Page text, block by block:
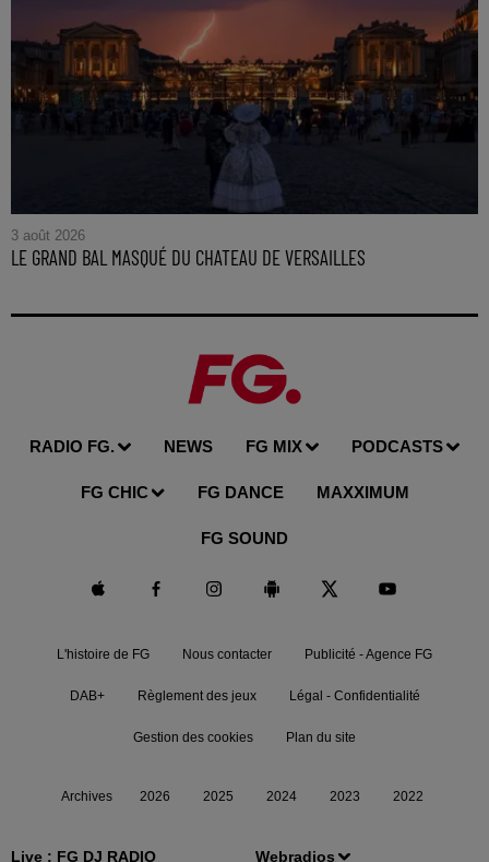
Live : FG DJ RADIO Webradios
3 août 2026
LE GRAND BAL MASQUÉ DU CHATEAU DE VERSAILLES
RADIO FG. NEWS FG MIX PODCASTS
FG CHIC FG DANCE MAXXIMUM
FG SOUND
L'histoire de FG Nous contacter Publicité - Agence FG
DAB+ Règlement des jeux Légal - Confidentialité
Gestion des cookies Plan du site
Archives 2026 2025 2024 2023 2022